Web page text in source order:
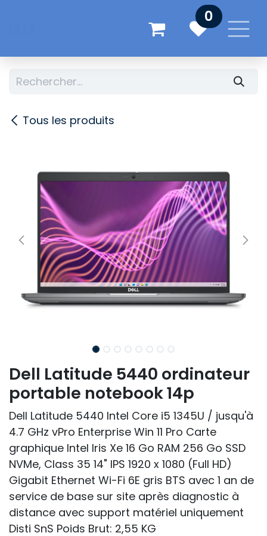
0
Tous les produits
Dell Latitude 5440 ordinateur
portable notebook 14p
Dell Latitude 5440 Intel Core i5 1345U / jusqu'à
4.7 GHz vPro Enterprise Win 11 Pro Carte
graphique Intel Iris Xe 16 Go RAM 256 Go SSD
NVMe, Class 35 14" IPS 1920 x 1080 (Full HD)
Gigabit Ethernet Wi-Fi 6E gris BTS avec 1 an de
service de base sur site après diagnostic à
distance avec support matériel uniquement
Disti SnS Poids Brut: 2,55 KG